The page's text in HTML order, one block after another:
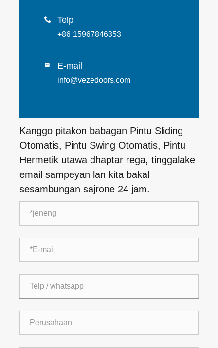
 Telp
+86-15967846353
 E-mail
info@vezedoors.com
Kanggo pitakon babagan Pintu Sliding
Otomatis, Pintu Swing Otomatis, Pintu
Hermetik utawa dhaptar rega, tinggalake
email sampeyan lan kita bakal
sesambungan sajrone 24 jam.